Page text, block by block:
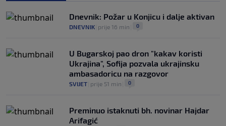
na pripremama, bolji bio Eintracht
0
Dnevnik: Požar u Konjicu i dalje aktivan
DNEVNIK prije 16 min 0
U Bugarskoj pao dron "kakav koristi
Ukrajina", Sofija pozvala ukrajinsku
ambasadoricu na razgovor
SVIJET prije 51 min 0
Preminuo istaknuti bh. novinar Hajdar
Arifagić